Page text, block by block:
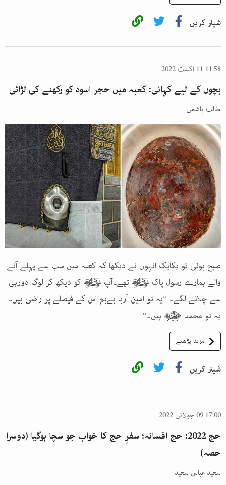
شیئر کریں
11:58 11 اگست 2022
بچوں کے لیے کہانی: کعبہ میں حجر اسود کو رکھنے کی لڑائی
طالب ہاشمی
صبح ہوئی تو یکایک انہوں نے دیکھا کہ کعبہ میں سب سے پہلے آنے
والے ہمارے رسول پاک ﷺ تھے۔آپ ﷺ کو دیکھ کر لوگ دورہی
سے چلانے لگے۔ ’’یہ تو امین آرہا ہےہم اس کے فیصلے پر راضی ہیں۔
یہ تو محمد ﷺ ہیں۔‘‘
مزید پڑھیے
شیئر کریں
17:00 09 جولائی 2022
حج 2022: حج افسانہ؛ سفرِ حج کا خواب جو سچا ہوگیا (دوسرا
حصہ)
سعید عباس سعید